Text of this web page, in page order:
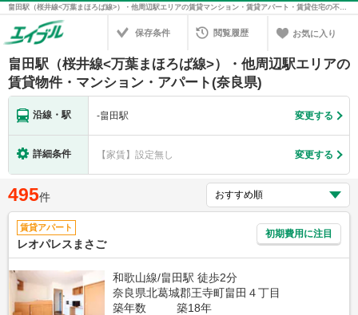
畠田駅（桜井線<万葉まほろば線>）・他周辺駅エリアの賃貸マンション・賃貸アパート・賃貸住宅の不動産情報を検索！不動産賃貸の物件探しは、お部屋探しのエイブル
保存条件 閲覧履歴 お気に入り
畠田駅（桜井線<万葉まほろば線>）・他周辺駅エリアの
賃貸物件・マンション・アパート(奈良県)
沿線・駅 -畠田駅 変更する
詳細条件 【家賃】設定無し 変更する
495件
賃貸アパート
レオパレスまさご
初期費用に注目
和歌山線/畠田駅 徒歩2分
奈良県北葛城郡王寺町畠田４丁目
築年数
築18年